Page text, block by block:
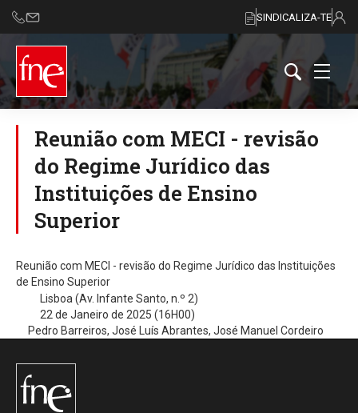
SINDICALIZA-TE
Reunião com MECI - revisão
do Regime Jurídico das
Instituições de Ensino
Superior
Reunião com MECI - revisão do Regime Jurídico das Instituições
de Ensino Superior
Lisboa (Av. Infante Santo, n.º 2)
22 de Janeiro de 2025 (16H00)
Pedro Barreiros, José Luís Abrantes, José Manuel Cordeiro